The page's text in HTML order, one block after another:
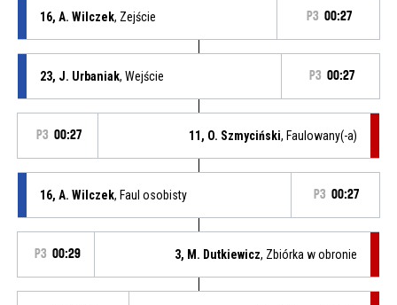
16, A. Wilczek, Zejście P3 00:27
23, J. Urbaniak, Wejście P3 00:27
P3 00:27 11, O. Szmyciński, Faulowany(-a)
16, A. Wilczek, Faul osobisty P3 00:27
P3 00:29 3, M. Dutkiewicz, Zbiórka w obronie